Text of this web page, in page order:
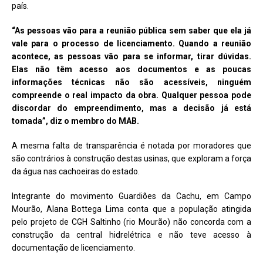
país.
“As pessoas vão para a reunião pública sem saber que ela já
vale para o processo de licenciamento. Quando a reunião
acontece, as pessoas vão para se informar, tirar dúvidas.
Elas não têm acesso aos documentos e as poucas
informações técnicas não são acessíveis, ninguém
compreende o real impacto da obra. Qualquer pessoa pode
discordar do empreendimento, mas a decisão já está
tomada”, diz o membro do MAB.
A mesma falta de transparência é notada por moradores que
são contrários à construção destas usinas, que exploram a força
da água nas cachoeiras do estado.
Integrante do movimento Guardiões da Cachu, em Campo
Mourão, Alana Bottega Lima conta que a população atingida
pelo projeto de CGH Saltinho (rio Mourão) não concorda com a
construção da central hidrelétrica e não teve acesso à
documentação de licenciamento.